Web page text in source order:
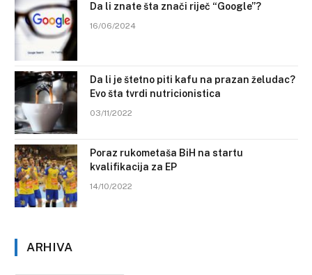
Da li znate šta znači riječ “Google”?
16/06/2024
Da li je štetno piti kafu na prazan želudac?
Evo šta tvrdi nutricionistica
03/11/2022
Poraz rukometaša BiH na startu
kvalifikacija za EP
14/10/2022
ARHIVA